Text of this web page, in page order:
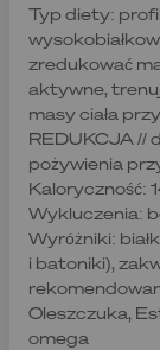
Typ diety:
zredukować
aktywne,
masy ciała
REDUKCJA //
pożywienia
Kaloryczność:
Wykluczenia:
Wyróżniki:
i batoniki),
Oleszczuka,
omega